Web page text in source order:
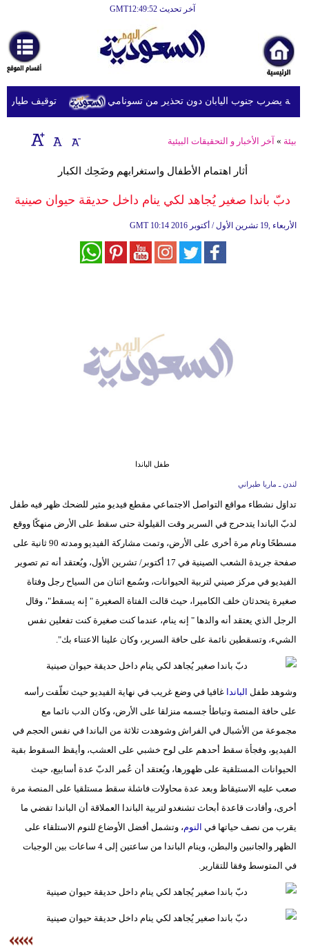
آخر تحديث GMT12:49:52
أخبارعاجلة
رياضة
ثقافة
إقتصاد
علوم
وتكنولوجيا
بيئة
مدوَّنات
أبراج
سيارات
توقيف طيار
بيئة » آخر الأخبار و التحقيقات البيئية
أثار اهتمام الأطفال واستغرابهم وضَحِك الكبار
دبّ باندا صغير يُجاهد لكي ينام داخل حديقة حيوان صينية
GMT 10:14 2016 الأربعاء ,19 تشرين الأول / أكتوبر
طفل الباندا
لندن ـ ماريا طبراني
تداوَل نشطاء مواقع التواصل الاجتماعي مقطع فيديو مثير للضحك ظهر فيه طفل
لدبّ الباندا يتدحرج في السرير وقت القيلولة حتى سقط على الأرض منهكًا ووقع
مسطحًا ونام مرة أخرى على الأرض، وتمت مشاركة الفيديو ومدته 90 ثانية على
صفحة جريدة الشعب الصينية في 17 أكتوبر/ تشرين الأول، ويُعتقد أنه تم تصوير
الفيديو في مركز صيني لتربية الحيوانات، وسُمع اثنان من السياح رجل وفتاة
صغيرة يتحدثان خلف الكاميرا، حيث قالت الفتاة الصغيرة " إنه يسقط"، وقال
الرجل الذي يعتقد أنه والدها " إنه ينام، عندما كنت صغيرة كنت تفعلين نفس
الشيء، وتسقطين نائمة على حافة السرير، وكان علينا الاعتناء بك".
وشوهد طفل الباندا غافيا في وضع غريب في نهاية الفيديو حيث تعلّقت رأسه
على حافة المنصة وتباطأ جسمه منزلقا على الأرض، وكان الدب نائما مع
مجموعة من الأشبال في الفراش وشوهدت ثلاثة من الباندا في نفس الحجم في
الفيديو، وفجأة سقط أحدهم على لوح خشبي على العشب، وأيقظ السقوط بقية
الحيوانات المستلقية على ظهورها، ويُعتقد أن عُمر الدبّ عدة أسابيع، حيث
صعب عليه الاستيقاظ وبعد عدة محاولات فاشلة سقط مستلقيا على المنصة مرة
أخرى، وأفادت قاعدة أبحاث تشنغدو لتربية الباندا العملاقة أن الباندا تقضي ما
يقرب من نصف حياتها في النوم، وتشمل أفضل الأوضاع للنوم الاستلقاء على
الظهر والجانبين والبطن، وينام الباندا من ساعتين إلى 4 ساعات بين الوجبات
في المتوسط وفقا للتقارير.